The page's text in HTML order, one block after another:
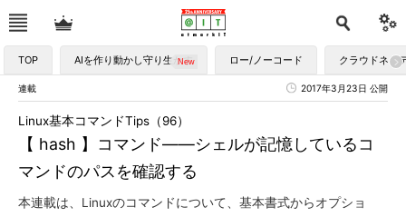
TOP AIを作り動かし守り生かす ロー/ノーコード クラウドネイ
連載 2017年3月23日 公開
【 hash 】コマンド――シェルが記憶しているコ
マンドのパスを確認する
Linux基本コマンドTips（96）
本連載は、Linuxのコマンドについて、基本書式からオプショ